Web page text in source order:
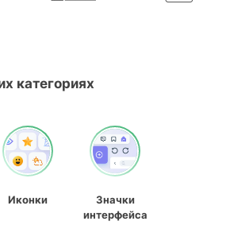
категориях
Иконки
Значки
интерфейса